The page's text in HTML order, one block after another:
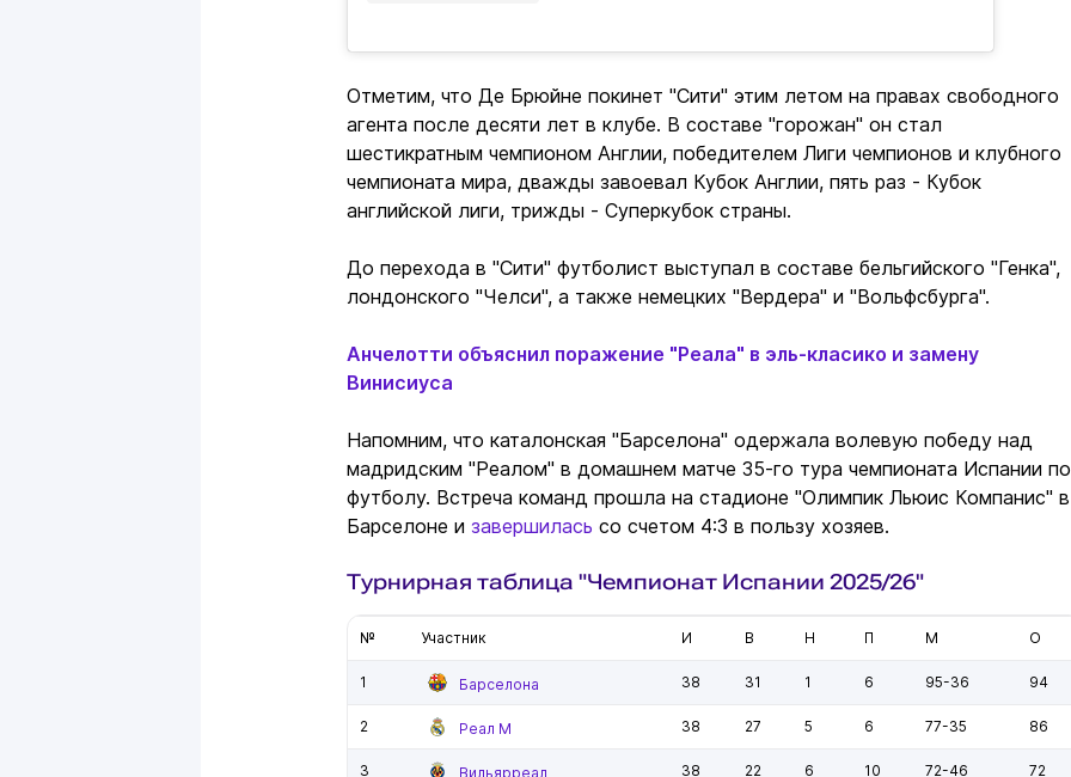
Отметим, что Де Брюйне покинет "Сити" этим летом на правах свободного
агента после десяти лет в клубе. В составе "горожан" он стал
шестикратным чемпионом Англии, победителем Лиги чемпионов и клубного
чемпионата мира, дважды завоевал Кубок Англии, пять раз - Кубок
английской лиги, трижды - Суперкубок страны.
До перехода в "Сити" футболист выступал в составе бельгийского "Генка",
лондонского "Челси", а также немецких "Вердера" и "Вольфсбурга".
Анчелотти объяснил поражение "Реала" в эль-класико и замену
Винисиуса
Напомним, что каталонская "Барселона" одержала волевую победу над
мадридским "Реалом" в домашнем матче 35-го тура чемпионата Испании по
футболу. Встреча команд прошла на стадионе "Олимпик Льюис Компанис" в
Барселоне и завершилась со счетом 4:3 в пользу хозяев.
Турнирная таблица "Чемпионат Испании 2025/26"
№ Участник И В Н П М О
1 Барселона 38 31 1 6 95-36 94
2 Реал М 38 27 5 6 77-35 86
3 Вильярреал 38 22 6 10 72-46 72